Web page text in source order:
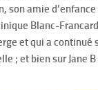
son amie
Blanc-
et qui a continué
; et bien sur Jane